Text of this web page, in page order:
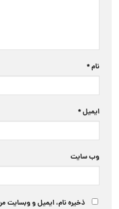
نام*
ایمیل*
وب‌ سایت
ذخیره نام، ایمیل و وبسایت